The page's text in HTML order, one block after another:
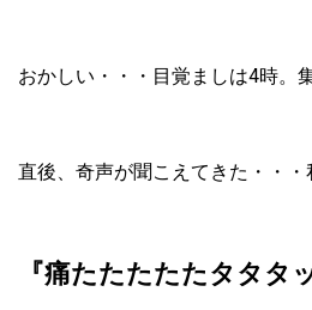
おかしい・・・目覚ましは4時。
直後、奇声が聞こえてきた・・
『痛たたたたたタタタ